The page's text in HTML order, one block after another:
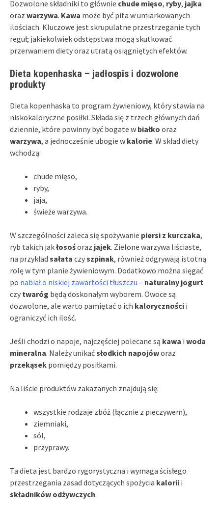
Dozwolone składniki to głównie chude mięso, ryby, jajka
oraz warzywa. Kawa może być pita w umiarkowanych
ilościach. Kluczowe jest skrupulatne przestrzeganie tych
reguł; jakiekolwiek odstępstwa mogą skutkować
przerwaniem diety oraz utratą osiągniętych efektów.
Dieta kopenhaska – jadłospis i dozwolone
produkty
Dieta kopenhaska to program żywieniowy, który stawia na
niskokaloryczne posiłki. Składa się z trzech głównych dań
dziennie, które powinny być bogate w białko oraz
warzywa, a jednocześnie ubogie w kalorie. W skład diety
wchodzą:
chude mięso,
ryby,
jaja,
świeże warzywa.
W szczególności zaleca się spożywanie piersi z kurczaka,
ryb takich jakłosośoraz jajek. Zielone warzywa liściaste,
na przykład sałata czyszpinak, również odgrywają istotną
rolę w tym planie żywieniowym. Dodatkowo można sięgać
po nabiał o niskiej zawartości tłuszczu – naturalny jogurt
czy twaróg będą doskonałym wyborem. Owoce są
dozwolone, ale warto pamiętać o ich kaloryczności i
ograniczyć ich ilość.
Jeśli chodzi o napoje, najczęściej polecane są kawa i woda
mineralna. Należy unikaćsłodkich napojóworaz
przekąsek pomiędzy posiłkami.
Na liście produktów zakazanych znajdują się:
wszystkie rodzaje zbóż (łącznie z pieczywem),
ziemniaki,
sól,
przyprawy.
Ta dieta jest bardzo rygorystyczna i wymaga ścisłego
przestrzegania zasad dotyczących spożycia kalorii i
składników odżywczych.